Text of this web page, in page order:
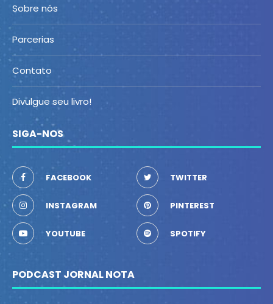
Sobre nós
Parcerias
Contato
Divulgue seu livro!
SIGA-NOS
FACEBOOK TWITTER
INSTAGRAM PINTEREST
YOUTUBE SPOTIFY
PODCAST JORNAL NOTA